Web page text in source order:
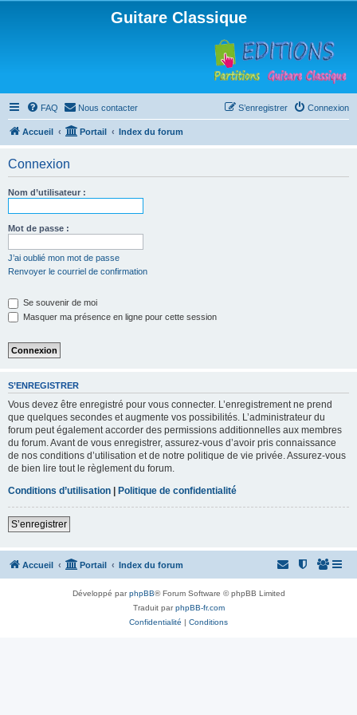
Guitare Classique
FAQ Nous contacter Connexion
S’enregistrer
Accueil Portail Index du forum
Connexion
Nom d’utilisateur :
Mot de passe :
J’ai oublié mon mot de passe
Renvoyer le courriel de confirmation
Se souvenir de moi
Masquer ma présence en ligne pour cette session
S’ENREGISTRER
Vous devez être enregistré pour vous connecter. L’enregistrement ne prend
que quelques secondes et augmente vos possibilités. L’administrateur du
forum peut également accorder des permissions additionnelles aux membres
du forum. Avant de vous enregistrer, assurez-vous d’avoir pris connaissance
de nos conditions d’utilisation et de notre politique de vie privée. Assurez-vous
de bien lire tout le règlement du forum.
Conditions d’utilisation | Politique de confidentialité
S’enregistrer
Accueil Portail Index du forum
Développé parphpBB® Forum Software © phpBB Limited
Traduit parphpBB-fr.com
Confidentialité | Conditions